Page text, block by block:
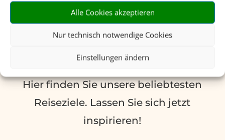
Alle Cookies akzeptieren
Nur technisch notwendige Cookies
Einstellungen ändern
Beliebte Reiseziele
Hier finden Sie unsere beliebtesten
Reiseziele. Lassen Sie sich jetzt
inspirieren!